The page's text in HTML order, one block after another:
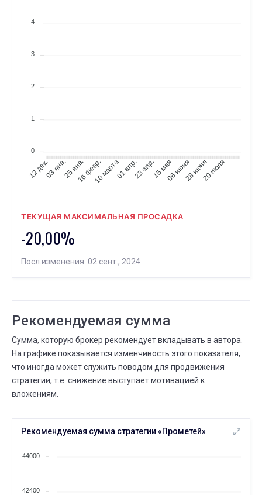
4
3
2
1
0
12 дек.03 янв.25 янв.16 февр.10 марта01 апр.23 апр.15 мая06 июня28 июня20 июля
ТЕКУЩАЯ МАКСИМАЛЬНАЯ ПРОСАДКА
-20,00%
Посл.изменения: 02 сент., 2024
Рекомендуемая сумма
Сумма, которую брокер рекомендует вкладывать в автора.
На графике показывается изменчивость этого показателя,
что иногда может служить поводом для продвижения
стратегии, т.е. снижение выступает мотивацией к
вложениям.
Рекомендуемая сумма стратегии «Прометей»
44000
42400